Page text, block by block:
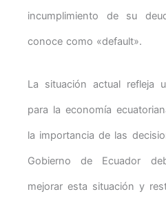
incumplimiento de su
conoce como «default».
La situación actual refleja
para la economía
la importancia de las
Gobierno de Ecuador
mejorar esta situación y